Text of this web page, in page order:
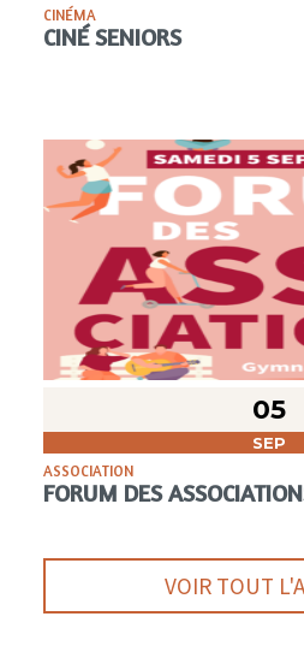
CINÉMA
CINÉ SENIORS
05
SEP
ASSOCIATION
FORUM DES
VOIR TOUT